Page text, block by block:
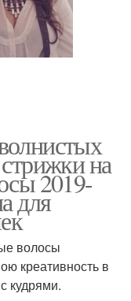
стрижки
челкой
на прямые
на тонкие
на
2019-
для
волосы
креативность в
кудрями.